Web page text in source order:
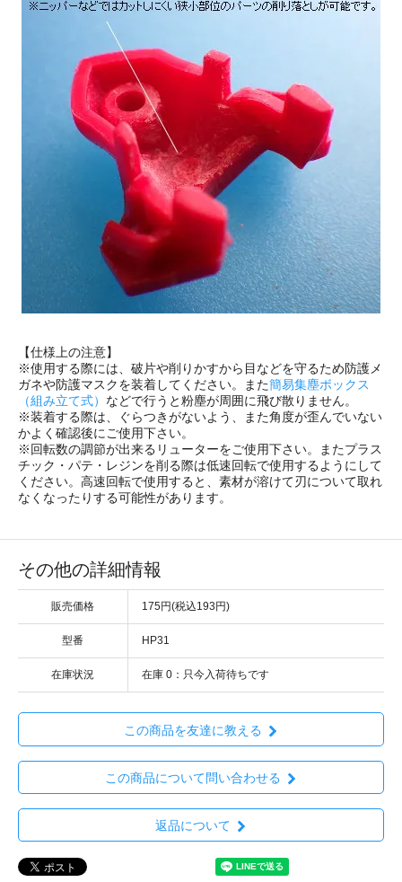
【仕様上の注意】
※使用する際には、破片や削りかすから目などを守るため防護メ
ガネや防護マスクを装着してください。また簡易集塵ボックス
（組み立て式） などで行うと粉塵が周囲に飛び散りません。
※装着する際は、ぐらつきがないよう、また角度が歪んでいない
かよく確認後にご使用下さい。
※回転数の調節が出来るリューターをご使用下さい。またプラス
チック・パテ・レジンを削る際は低速回転で使用するようにして
ください。高速回転で使用すると、素材が溶けて刃について取れ
なくなったりする可能性があります。
その他の詳細情報
販売価格 175円(税込193円)
型番 HP31
在庫状況 在庫 0：只今入荷待ちです
この商品を友達に教える
この商品について問い合わせる
返品について